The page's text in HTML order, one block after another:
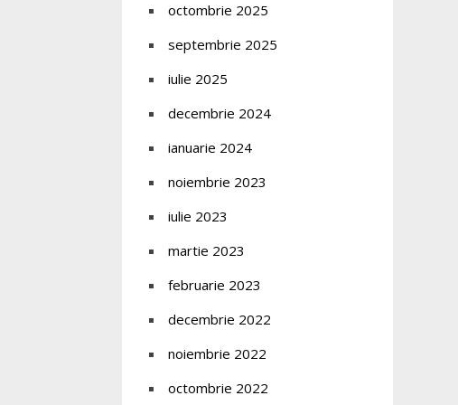
octombrie 2025
septembrie 2025
iulie 2025
decembrie 2024
ianuarie 2024
noiembrie 2023
iulie 2023
martie 2023
februarie 2023
decembrie 2022
noiembrie 2022
octombrie 2022